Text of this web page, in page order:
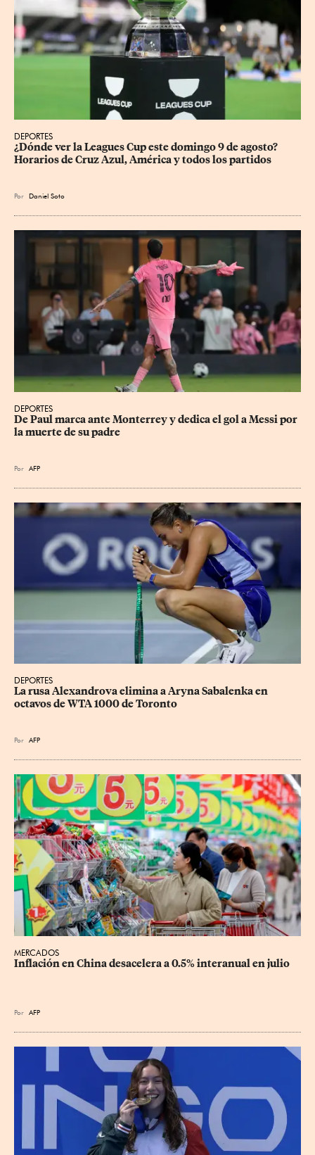
DEPORTES
¿Dónde ver la Leagues Cup este domingo 9 de agosto?
Horarios de Cruz Azul, América y todos los partidos
Por Daniel Soto
DEPORTES
De Paul marca ante Monterrey y dedica el gol a Messi por
la muerte de su padre
Por AFP
DEPORTES
La rusa Alexandrova elimina a Aryna Sabalenka en
octavos de WTA 1000 de Toronto
Por AFP
MERCADOS
Inflación en China desacelera a 0.5% interanual en julio
Por AFP